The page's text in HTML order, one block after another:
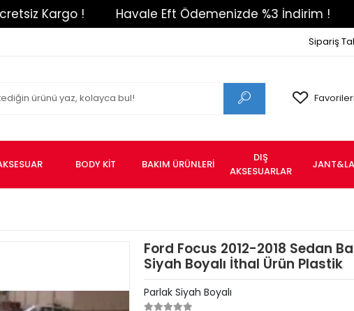
Kargo ! Havale Eft Ödemenizde %3 İndirim !
Sipariş
BODY KİT BAKIM ÜRÜNLERİ
DIŞ
AKSESUARLAR
Ford Focus 2012-2018 Sedan
Siyah Boyalı İthal Ürün Plastik
Parlak Siyah Boyalı